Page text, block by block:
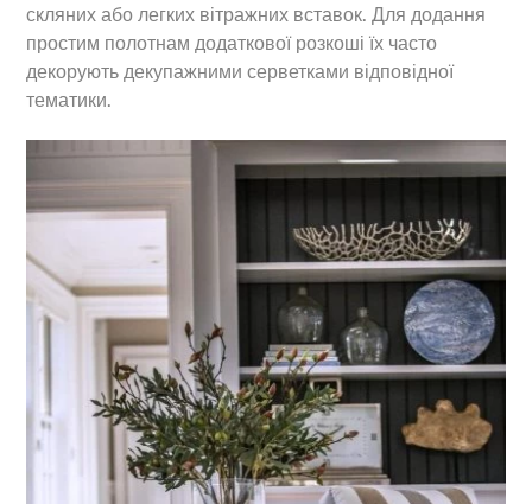
скляних або легких вітражних вставок. Для додання
простим полотнам додаткової розкоші їх часто
декорують декупажними серветками відповідної
тематики.